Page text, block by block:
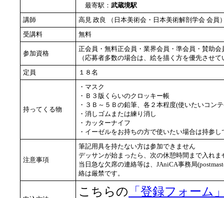
最寄駅： 武蔵境駅
講師
高見 政良 （日本美術会・日本美術解剖学会 会
受講料
無料
参加資格
正会員・無料正会員・業界会員・準会員・賛助会
（応募者多数の場合は、絵を描く方を優先させ
定員
１８名
持ってくる物
・マスク
・Ｂ３版くらいのクロッキー帳
・３Ｂ～５Ｂの鉛筆、各２本程度(使いたいコン
・消しゴムまたは練り消し
・カッターナイフ
・イーゼルをお持ちの方で使いたい場合は持参し
注意事項
筆記用具を持たない方は参加できません
デッサンが始まったら、次の休憩時間まで入れ
当日急な欠席の連絡等は、JAniCA事務局
絡は厳禁です。
こちらの 「登録フォーム